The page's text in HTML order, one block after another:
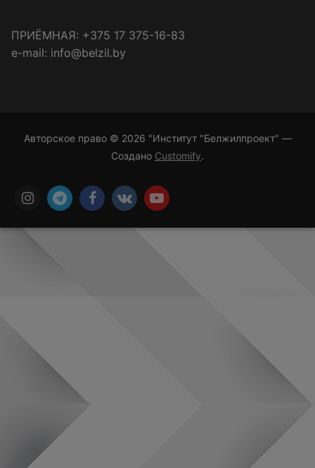
ПРИЁМНАЯ: +375 17 375-16-83
e-mail: info@belzil.by
Авторское право © 2026 "Институт "Белжилпроект" —
Создано Customify.